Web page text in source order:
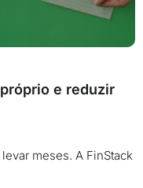
e reduzir
meses. A FinStack